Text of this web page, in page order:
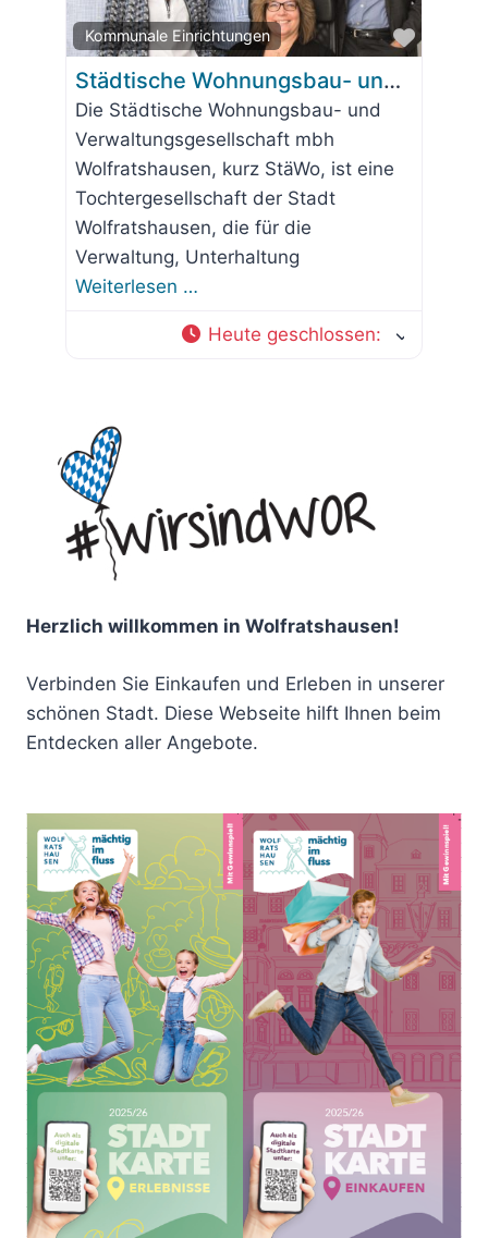
Kommunale Einrichtungen
Favorit
Städtische Wohnungsbau- und Verwaltungsgesellschaft mbh
Die Städtische Wohnungsbau- und
Verwaltungsgesellschaft mbh
Wolfratshausen, kurz StäWo, ist eine
Tochtergesellschaft der Stadt
Wolfratshausen, die für die
Verwaltung, Unterhaltung
Weiterlesen …
Heute geschlossen:
Herzlich willkommen in Wolfratshausen!
Verbinden Sie Einkaufen und Erleben in unserer
schönen Stadt. Diese Webseite hilft Ihnen beim
Entdecken aller Angebote.